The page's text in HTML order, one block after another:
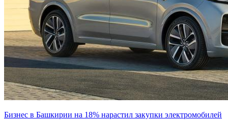
Бизнес в Башкирии на 18% нарастил закупки электромобилей